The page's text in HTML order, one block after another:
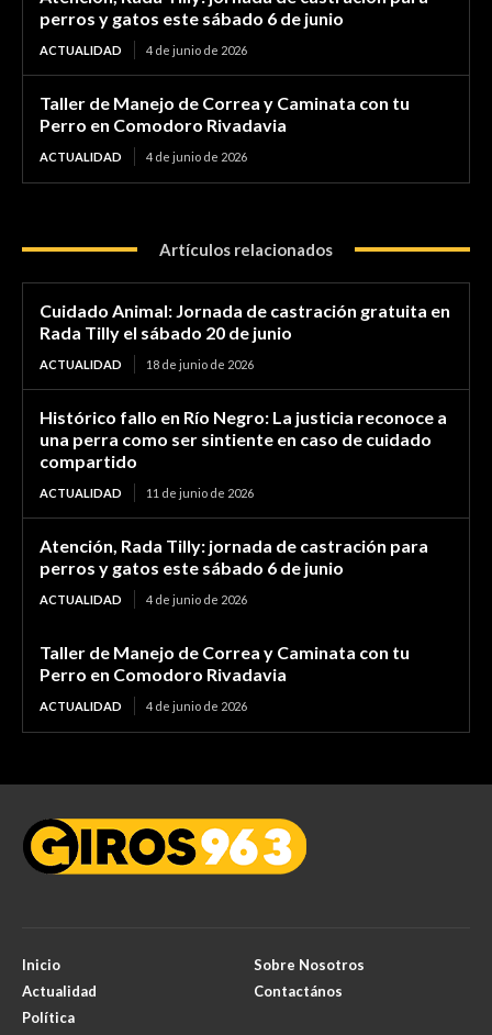
perros y gatos este sábado 6 de junio
ACTUALIDAD 4 de junio de 2026
Taller de Manejo de Correa y Caminata con tu
Perro en Comodoro Rivadavia
ACTUALIDAD 4 de junio de 2026
Artículos relacionados
Cuidado Animal: Jornada de castración gratuita en
Rada Tilly el sábado 20 de junio
ACTUALIDAD 18 de junio de 2026
Histórico fallo en Río Negro: La justicia reconoce a
una perra como ser sintiente en caso de cuidado
compartido
ACTUALIDAD 11 de junio de 2026
Atención, Rada Tilly: jornada de castración para
perros y gatos este sábado 6 de junio
ACTUALIDAD 4 de junio de 2026
Taller de Manejo de Correa y Caminata con tu
Perro en Comodoro Rivadavia
ACTUALIDAD 4 de junio de 2026
Inicio
Actualidad
Política
Sobre Nosotros
Contactános